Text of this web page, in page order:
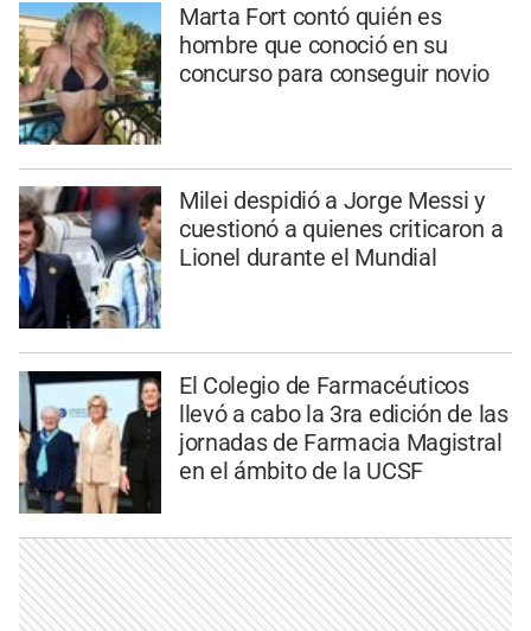
Marta Fort contó quién es
hombre que conoció en su
concurso para conseguir novio
Milei despidió a Jorge Messi y
cuestionó a quienes criticaron a
Lionel durante el Mundial
El Colegio de Farmacéuticos
llevó a cabo la 3ra edición de las
jornadas de Farmacia Magistral
en el ámbito de la UCSF